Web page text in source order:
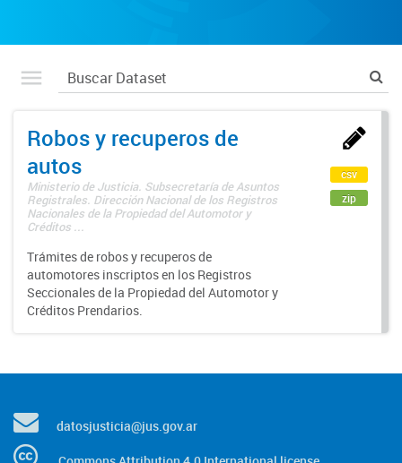
Robos y recuperos de
autos
Ministerio de Justicia. Subsecretaría de Asuntos
Registrales. Dirección Nacional de los Registros
Nacionales de la Propiedad del Automotor y
Créditos ...
Trámites de robos y recuperos de
automotores inscriptos en los Registros
Seccionales de la Propiedad del Automotor y
Créditos Prendarios.
csv
zip
datosjusticia@jus.gov.ar